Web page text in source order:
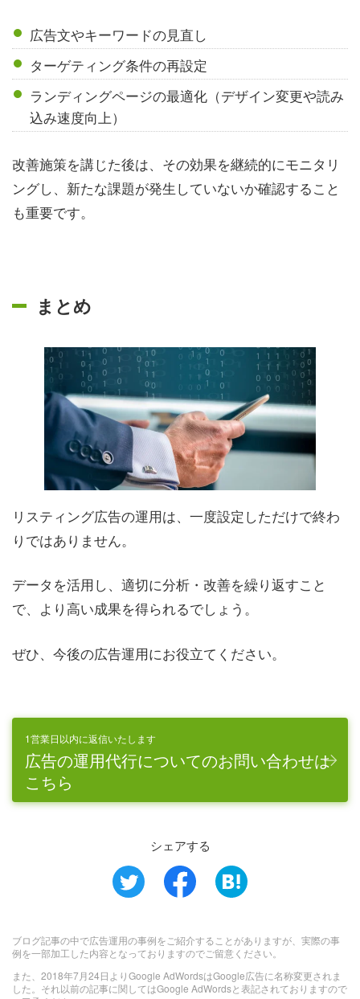
広告文やキーワードの見直し
ターゲティング条件の再設定
ランディングページの最適化（デザイン変更や読み
込み速度向上）
改善施策を講じた後は、その効果を継続的にモニタリ
ングし、新たな課題が発生していないか確認すること
も重要です。
まとめ
リスティング広告の運用は、一度設定しただけで終わ
りではありません。
データを活用し、適切に分析・改善を繰り返すこと
で、より高い成果を得られるでしょう。
ぜひ、今後の広告運用にお役立てください。
1営業日以内に返信いたします
広告の運用代行についてのお問い合わせは
こちら
シェアする
ブログ記事の中で広告運用の事例をご紹介することがありますが、実際の事
例を一部加工した内容となっておりますのでご留意ください。
また、2018年7月24日よりGoogle AdWordsはGoogle広告に名称変更されま
した。それ以前の記事に関してはGoogle AdWordsと表記されておりますので